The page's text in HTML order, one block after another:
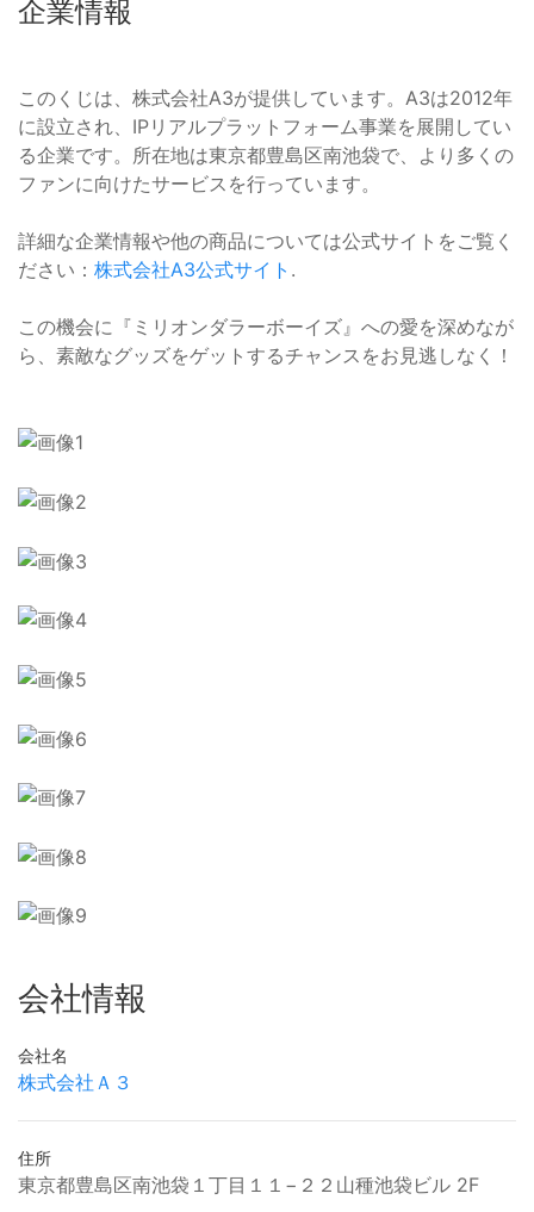
企業情報
このくじは、株式会社A3が提供しています。A3は2012年
に設立され、IPリアルプラットフォーム事業を展開してい
る企業です。所在地は東京都豊島区南池袋で、より多くの
ファンに向けたサービスを行っています。
詳細な企業情報や他の商品については公式サイトをご覧く
ださい： 株式会社A3公式サイト .
この機会に『ミリオンダラーボーイズ』への愛を深めなが
ら、素敵なグッズをゲットするチャンスをお見逃しなく！
会社情報
会社名
株式会社Ａ３
住所
東京都豊島区南池袋１丁目１１−２２山種池袋ビル 2F